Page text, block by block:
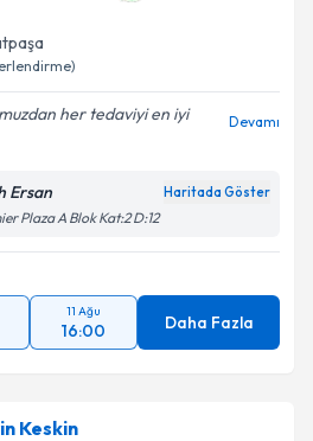
her tedaviyi en iyi
Devamı
Ersan Haritada Göster
Plaza A Blok Kat:2 D:12
11 Ağu
16:00 Daha Fazla
Keskin